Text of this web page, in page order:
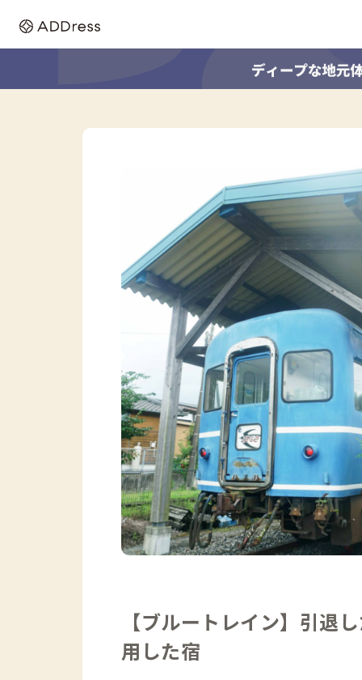
【ブルートレイン】引退
用した宿